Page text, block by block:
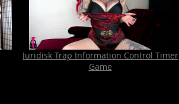
Juridisk Trap Information Control Timer
Game